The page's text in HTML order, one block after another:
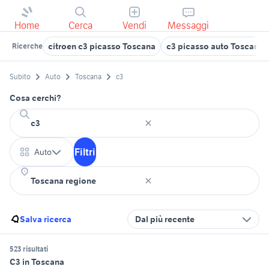
Home Cerca Vendi Messaggi
Ricerche citroen c3 picasso Toscana c3 picasso auto Toscana
Subito Auto Toscana c3
Cosa cerchi?
Auto Filtri
Salva ricerca Dal più recente
523 risultati
C3 in Toscana